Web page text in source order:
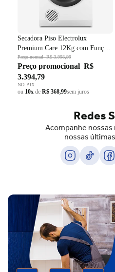
Secadora Piso Electrolux
Premium Care 12Kg com Função
AutoSense SFP12 Branco 220V
Preço normalR$ 3.998,99
Preço promocional R$
3.394,79
NO PIX
ou 10x de R$ 368,99sem juros
Redes
Acompanhe
nossas